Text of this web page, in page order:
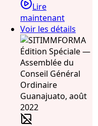
Lire
maintenant
Voir les détails